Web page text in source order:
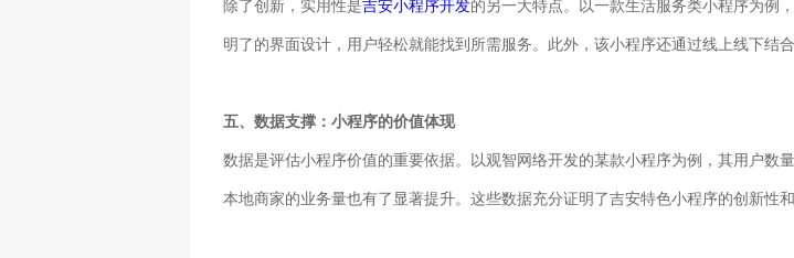
除了创新，实用性是吉安小程序开发的另一大特点。以一款生活服务类小程序为例
明了的界面设计，用户轻松就能找到所需服务。此外，该小程序还通过线上线下结
五、数据支撑：小程序的价值体现
数据是评估小程序价值的重要依据。以观智网络开发的某款小程序为例，其用户数
本地商家的业务量也有了显著提升。这些数据充分证明了吉安特色小程序的创新性和